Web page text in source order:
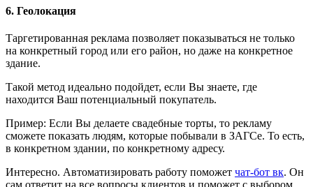
6. Геолокация
Таргетированная реклама позволяет показываться не только
на конкретный город или его район, но даже на конкретное
здание.
Такой метод идеально подойдет, если Вы знаете, где
находится Ваш потенциальный покупатель.
Пример: Если Вы делаете свадебные торты, то рекламу
сможете показать людям, которые побывали в ЗАГСе. То есть,
в конкретном здании, по конкретному адресу.
Интересно. Автоматизировать работу поможет чат-бот вк. Он